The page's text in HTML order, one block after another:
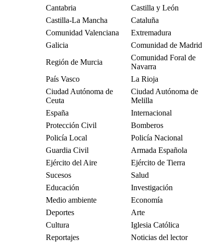
Cantabria
Castilla y León
Castilla-La Mancha
Cataluña
Comunidad Valenciana
Extremadura
Galicia
Comunidad de Madrid
Región de Murcia
Comunidad Foral de
Navarra
País Vasco
La Rioja
Ciudad Autónoma de
Ceuta
Ciudad Autónoma de
Melilla
España
Internacional
Protección Civil
Bomberos
Policía Local
Policía Nacional
Guardia Civil
Armada Española
Ejército del Aire
Ejército de Tierra
Sucesos
Salud
Educación
Investigación
Medio ambiente
Economía
Deportes
Arte
Cultura
Iglesia Católica
Reportajes
Noticias del lector